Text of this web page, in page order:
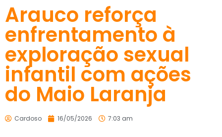
Arauco reforça
enfrentamento à
exploração sexual
infantil com ações
do Maio Laranja
Cardoso 16/05/2026 7:03 am